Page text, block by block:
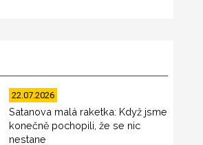
22.07.2026
Satanova malá raketka: Když jsme
konečně pochopili, že se nic
nestane